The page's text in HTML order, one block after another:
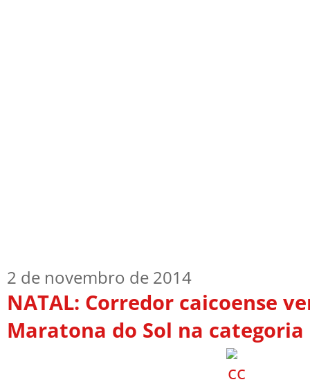
2 de novembro de 2014
NATAL: Corredor caicoense
Maratona do Sol na categoria